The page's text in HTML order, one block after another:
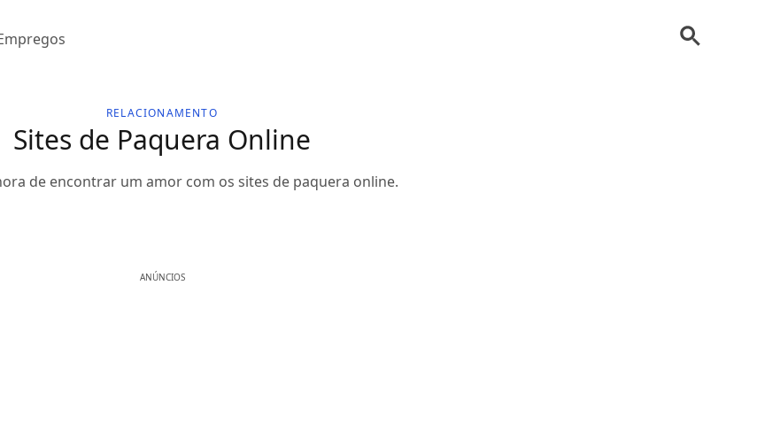
RELACIONAMENTO
Sites de Paquera Online
de encontrar um amor com os sites de paquera online.
ANÚNCIOS